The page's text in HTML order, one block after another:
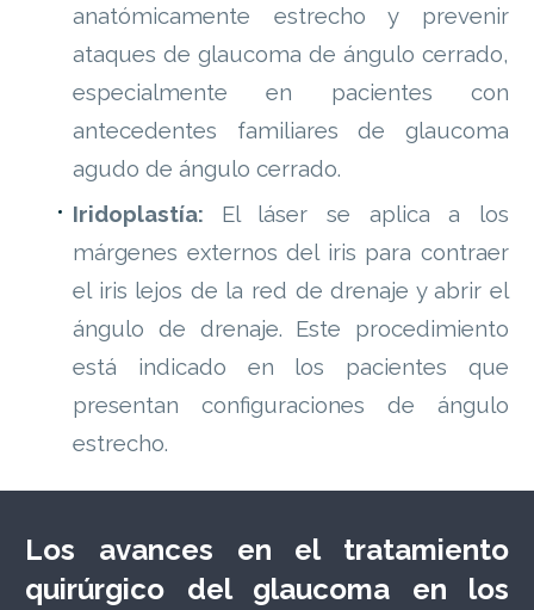
anatómicamente estrecho y prevenir
ataques de glaucoma de ángulo cerrado,
especialmente en pacientes con
antecedentes familiares de glaucoma
agudo de ángulo cerrado.
Iridoplastía: El láser se aplica a los
márgenes externos del iris para contraer
el iris lejos de la red de drenaje y abrir el
ángulo de drenaje. Este procedimiento
está indicado en los pacientes que
presentan configuraciones de ángulo
estrecho.
Los avances en el tratamiento
quirúrgico del glaucoma en los